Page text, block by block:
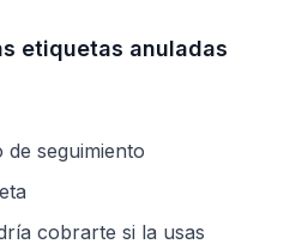
etiquetas anuladas
seguimiento
cobrarte si la usas